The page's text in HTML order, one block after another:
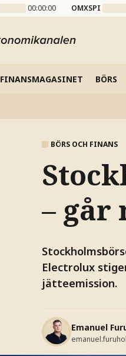
00:00:00 OMXSPI
FINANSMAGASINET BÖRS
BÖRS OCH FINANS
– går
Electrolux
jätteemission.
Emanuel